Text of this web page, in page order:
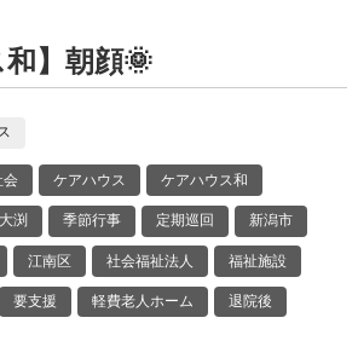
和】朝顔🌞
会 ケアハウス ケアハウス和
大渕 季節行事 定期巡回 新潟市
江南区 社会福祉法人 福祉施設
要支援 軽費老人ホーム 退院後